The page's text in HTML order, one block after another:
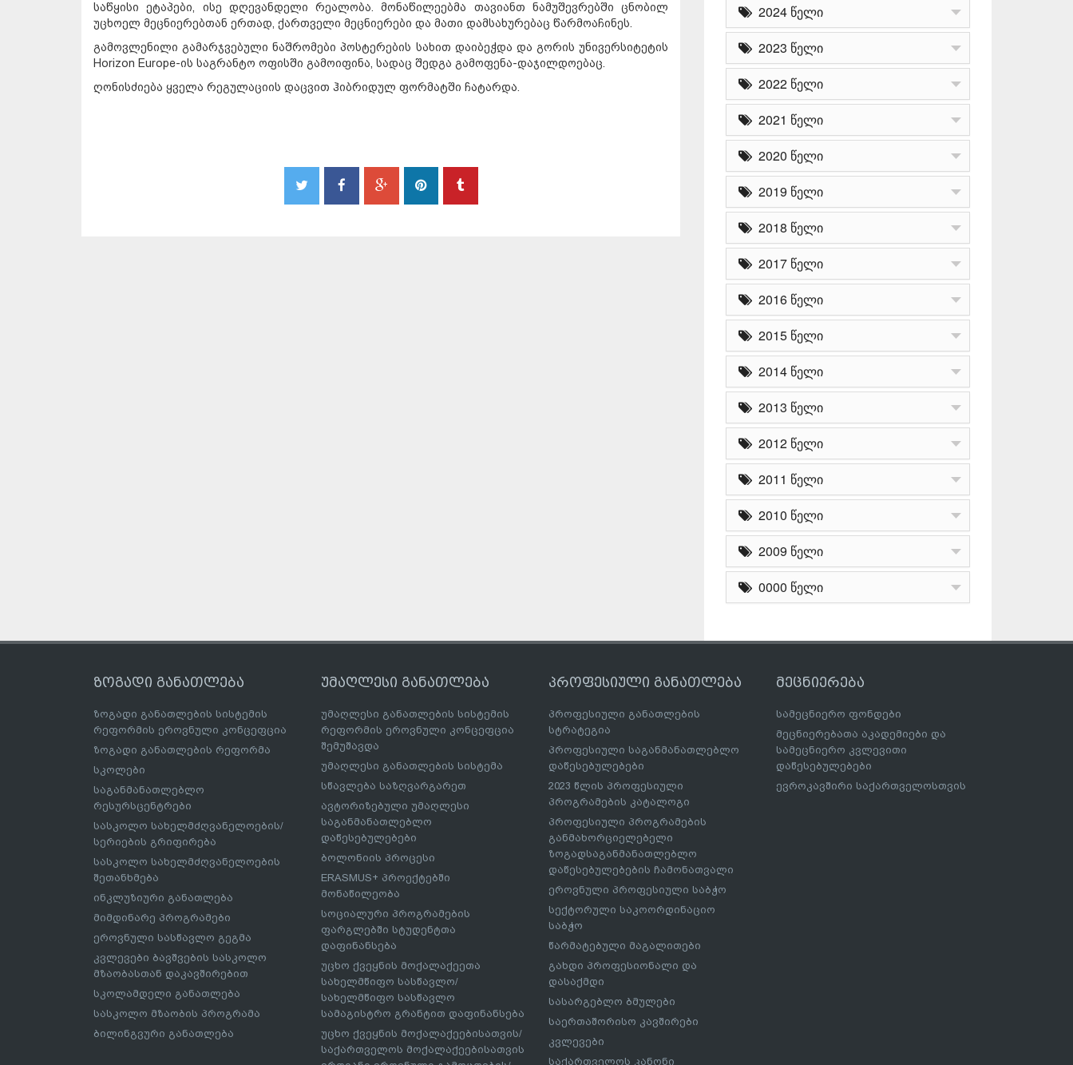
საწყისი ეტაპები, ისე დღევანდელი რეალობა. მონაწილეებმა თავიანთ ნამუშევრებში ცნობილ
უცხოელ მეცნიერებთან ერთად, ქართველი მეცნიერები და მათი დამსახურებაც წარმოაჩინეს.
გამოვლენილი გამარჯვებული ნაშრომები პოსტერების სახით დაიბეჭდა და გორის უნივერსიტეტის
Horizon Europe-ის საგრანტო ოფისში გამოიფინა, სადაც შედგა გამოფენა-დაჯილდოებაც.
ღონისძიება ყველა რეგულაციის დაცვით ჰიბრიდულ ფორმატში ჩატარდა.
2024 წელი
2023 წელი
2022 წელი
2021 წელი
2020 წელი
2019 წელი
2018 წელი
2017 წელი
2016 წელი
2015 წელი
2014 წელი
2013 წელი
2012 წელი
2011 წელი
2010 წელი
2009 წელი
0000 წელი
ზოგადი განათლება
ზოგადი განათლების სისტემის
რეფორმის ეროვნული კონცეფცია
ზოგადი განათლების რეფორმა
სკოლები
საგანმანათლებლო
რესურსცენტრები
სასკოლო სახელმძღვანელოების/
სერიების გრიფირება
სასკოლო სახელმძღვანელოების
შეთანხმება
ინკლუზიური განათლება
მიმდინარე პროგრამები
ეროვნული სასწავლო გეგმა
კვლევები ბავშვების სასკოლო
მზაობასთან დაკავშირებით
სკოლამდელი განათლება
სასკოლო მზაობის პროგრამა
ბილინგვური განათლება
უმაღლესი განათლება
უმაღლესი განათლების სისტემის
რეფორმის ეროვნული კონცეფცია
შემუშავდა
უმაღლესი განათლების სისტემა
სწავლება საზღვარგარეთ
ავტორიზებული უმაღლესი
საგანმანათლებლო
დაწესებულებები
ბოლონიის პროცესი
ERASMUS+ პროექტებში
მონაწილეობა
სოციალური პროგრამების
ფარგლებში სტუდენტთა
დაფინანსება
უცხო ქვეყნის მოქალაქეეთა
სახელმწიფო სასწავლო/
სახელმწიფო სასწავლო
სამაგისტრო გრანტით დაფინანსება
უცხო ქვეყნის მოქალაქეებისათვის/
საქართველოს მოქალაქეებისათვის
პროფესიული განათლება
პროფესიული განათლების
სტრატეგია
პროფესიული საგანმანათლებლო
დაწესებულებები
2023 წლის პროფესიული
პროგრამების კატალოგი
პროფესიული პროგრამების
განმახორციელებელი
ზოგადსაგანმანათლებლო
დაწესებულებების ჩამონათვალი
ეროვნული პროფესიული საბჭო
სექტორული საკოორდინაციო
საბჭო
წარმატებული მაგალითები
გახდი პროფესიონალი და
დასაქმდი
სასარგებლო ბმულები
საერთაშორისო კავშირები
კვლევები
საქართველოს კანონი
მეცნიერება
სამეცნიერო ფონდები
მეცნიერებათა აკადემიები და
სამეცნიერო კვლევითი
დაწესებულებები
ევროკავშირი საქართველოსთვის